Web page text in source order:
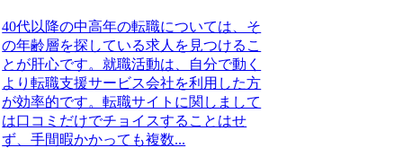
40代以降の中高年の転職については、そ
の年齢層を探している求人を見つけるこ
とが肝心です。就職活動は、自分で動く
より転職支援サービス会社を利用した方
が効率的です。転職サイトに関しまして
は口コミだけでチョイスすることはせ
ず、手間暇かかっても複数...